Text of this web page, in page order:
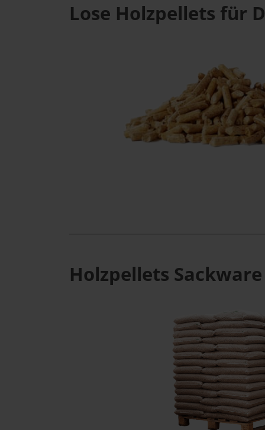
Lose Holzpellets für
Holzpellets